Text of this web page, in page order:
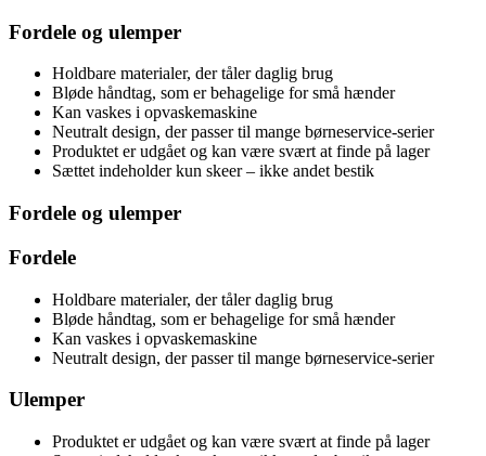
Fordele og ulemper
Holdbare materialer, der tåler daglig brug
Bløde håndtag, som er behagelige for små hænder
Kan vaskes i opvaskemaskine
Neutralt design, der passer til mange børneservice-serier
Produktet er udgået og kan være svært at finde på lager
Sættet indeholder kun skeer – ikke andet bestik
Fordele og ulemper
Fordele
Holdbare materialer, der tåler daglig brug
Bløde håndtag, som er behagelige for små hænder
Kan vaskes i opvaskemaskine
Neutralt design, der passer til mange børneservice-serier
Ulemper
Produktet er udgået og kan være svært at finde på lager